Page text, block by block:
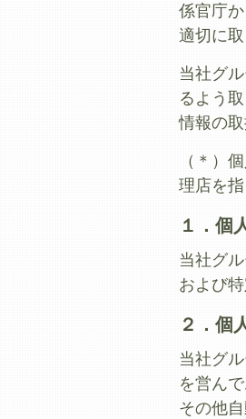
係官庁
適切に
当社グ
るよう
情報の
（＊）
理店を指
１．個
当社グ
および
２．個
当社グ
を営ん
その他